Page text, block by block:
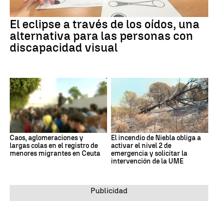
El eclipse a través de los oídos, una
alternativa para las personas con
discapacidad visual
Caos, aglomeraciones y
largas colas en el registro de
menores migrantes en Ceuta
El incendio de Niebla obliga a
activar el nivel 2 de
emergencia y solicitar la
intervención de la UME